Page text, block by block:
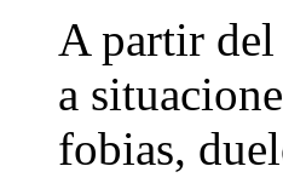
A partir
a
fobias,